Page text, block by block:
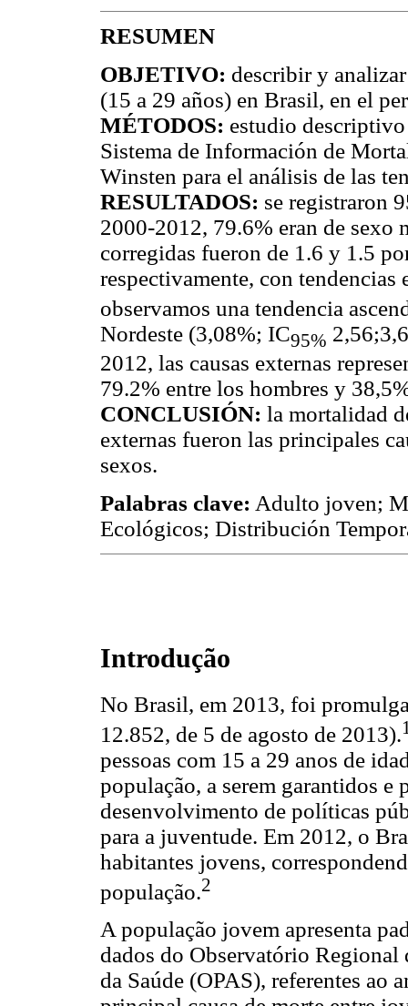
RESUMEN
OBJETIVO: describir y
(15 a 29 años) en Brasil, en el
MÉTODOS: estudio
Sistema de Información de
Winsten para el análisis de las
RESULTADOS: se registraron
2000-2012, 79.6% eran de sexo
corregidas fueron de 1.6 y 1.5
respectivamente, con
observamos una tendencia
Nordeste (3,08%; IC95%
2012, las causas externas
79.2% entre los hombres y
CONCLUSIÓN: la mortalidad
externas fueron las principales
sexos.
Palabras clave: Adulto joven;
Ecológicos; Distribución
Introdução
No Brasil, em 2013, foi
12.852, de 5 de agosto de 2013).
pessoas com 15 a 29 anos de
população, a serem garantidos
desenvolvimento de políticas
para a juventude. Em 2012, o
habitantes jovens,
população.2
A população jovem apresenta
dados do Observatório Regional
da Saúde (OPAS), referentes ao